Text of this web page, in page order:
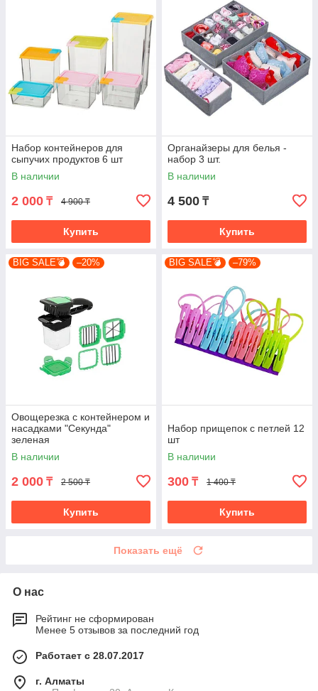
Набор контейнеров для
сыпучих продуктов 6 шт
В наличии
2 000 ₸ 4 900 ₸
Купить
Органайзеры для белья -
набор 3 шт.
В наличии
4 500 ₸
Купить
BIG SALE💣 –20%
Овощерезка с контейнером и
насадками "Секунда"
зеленая
В наличии
2 000 ₸ 2 500 ₸
Купить
BIG SALE💣 –79%
Набор прищепок с петлей 12
шт
В наличии
300 ₸ 1 400 ₸
Купить
Показать ещё
О нас
Рейтинг не сформирован
Менее 5 отзывов за последний год
Работает с 28.07.2017
г. Алматы